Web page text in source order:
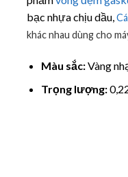
bạc nhựa chịu dầu,
khác nhau dùng cho
Màu sắc:Vàng
Trọng lượng: